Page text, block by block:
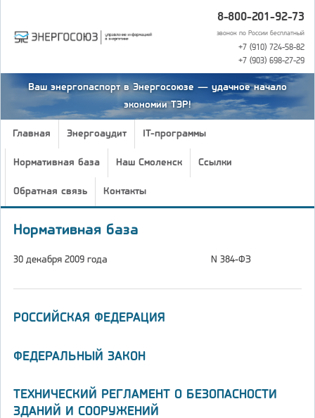
8-800-201-92-73
звонок по России бесплатный
+7 (910) 724-58-82
+7 (903) 698-27-29
Ваш энергопаспорт в Энергосоюзе — удачное начало
экономии ТЭР!
Главная Энергоаудит IT-программы
Нормативная база Наш Смоленск Ссылки
Обратная связь Контакты
Нормативная база
30 декабря 2009 года N 384-ФЗ
РОССИЙСКАЯ ФЕДЕРАЦИЯ
ФЕДЕРАЛЬНЫЙ ЗАКОН
ТЕХНИЧЕСКИЙ РЕГЛАМЕНТ О БЕЗОПАСНОСТИ
ЗДАНИЙ И СООРУЖЕНИЙ